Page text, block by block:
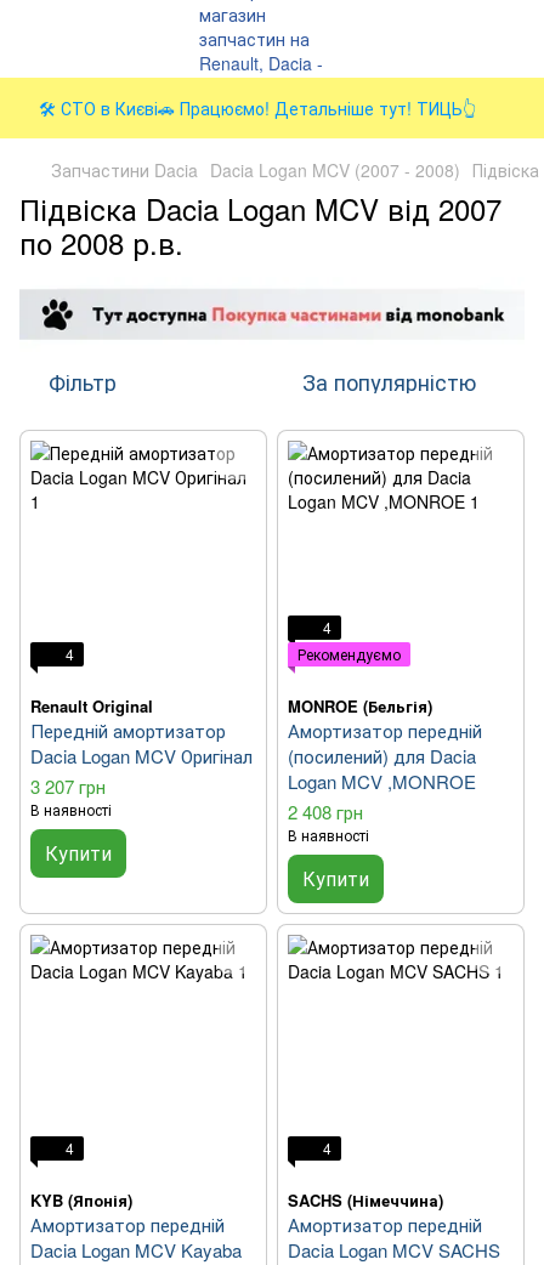
🛠️ СТО в Києві🚗 Працюємо! Детальніше тут! ТИЦЬ👆
Запчастини Dacia Dacia Logan MCV (2007 - 2008) Підвіска
Підвіска Dacia Logan MCV від 2007
по 2008 р.в.
Фільтр За популярністю
4
Renault Original
Передній амортизатор
Dacia Logan MCV Оригінал
3 207 грн
В наявності
Купити
4
Рекомендуємо
MONROE (Бельгія)
Амортизатор передній
(посилений) для Dacia
Logan MCV ,MONROE
2 408 грн
В наявності
Купити
4
KYB (Японія)
Амортизатор передній
Dacia Logan MCV Kayaba
4
SACHS (Німеччина)
Амортизатор передній
Dacia Logan MCV SACHS